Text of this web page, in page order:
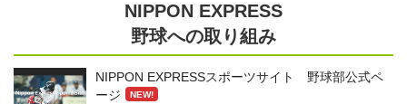
NIPPON EXPRESS
野球への取り組み
NIPPON EXPRESSスポーツサイト 野球部公式ペ
ージ
NEW!